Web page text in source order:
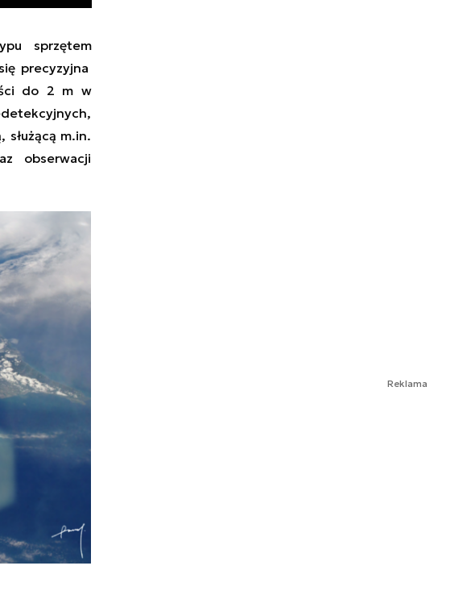
sprzętem
precyzyjna
do 2 m w
służącą m.in.
obserwacji
Reklama